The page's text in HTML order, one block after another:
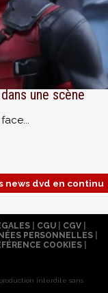
une scène
news dvd en continu
| CGU| CGV|
PERSONNELLES
COOKIES
interdite sans